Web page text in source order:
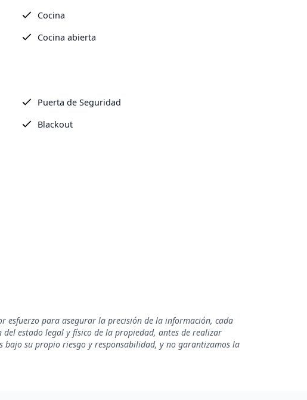
Cocina
Cocina abierta
Puerta de Seguridad
Blackout
esfuerzo para asegurar la precisión de la información, cada
estado legal y físico de la propiedad, antes de realizar
su propio riesgo y responsabilidad, y no garantizamos la